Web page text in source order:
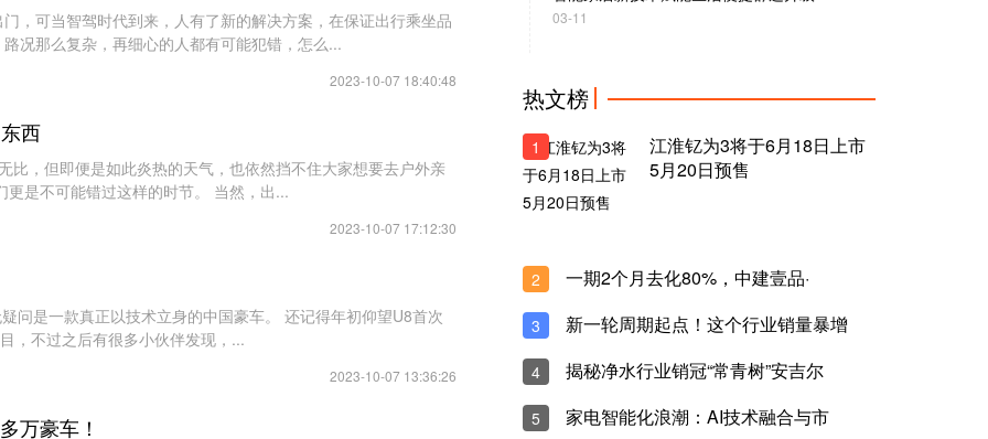
，可当智驾时代到来，人有了新的解决方案，在保证出行乘坐品
况那么复杂，再细心的人都有可能犯错，怎么...
2023-10-07 18:40:48
西
，但即便是如此炎热的天气，也依然挡不住大家想要去户外亲
更是不可能错过这样的时节。 当然，出...
2023-10-07 17:12:30
问是一款真正以技术立身的中国豪车。 还记得年初仰望U8首次
，不过之后有很多小伙伴发现，...
2023-10-07 13:36:26
万豪车！
这些高水平对外开放，必将集中释放政策红
4499元起AMD发布新一代Radeo
荣耀vivoOPPO定档4月新品手机平
03-11
木材产业变革：植树节理念下的传统突破与
剑指巅峰 不可限量 量子?膜2025全
03-11
热文榜
江淮钇为3将于6月18日上市
5月20日预售
1
2 一期2个月去化80%，中建壹品·
3 新一轮周期起点！这个行业销量暴增
4 揭秘净水行业销冠“常青树”安吉尔
5 家电智能化浪潮：AI技术融合与市